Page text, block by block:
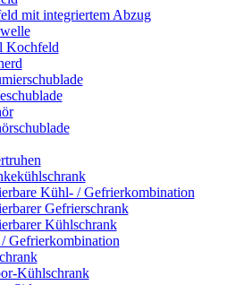
mit integriertem Abzug
Kochfeld
Kühl- / Gefrierkombination
Gefrierschrank
Kühlschrank
Gefrierkombination
Kühlschrank